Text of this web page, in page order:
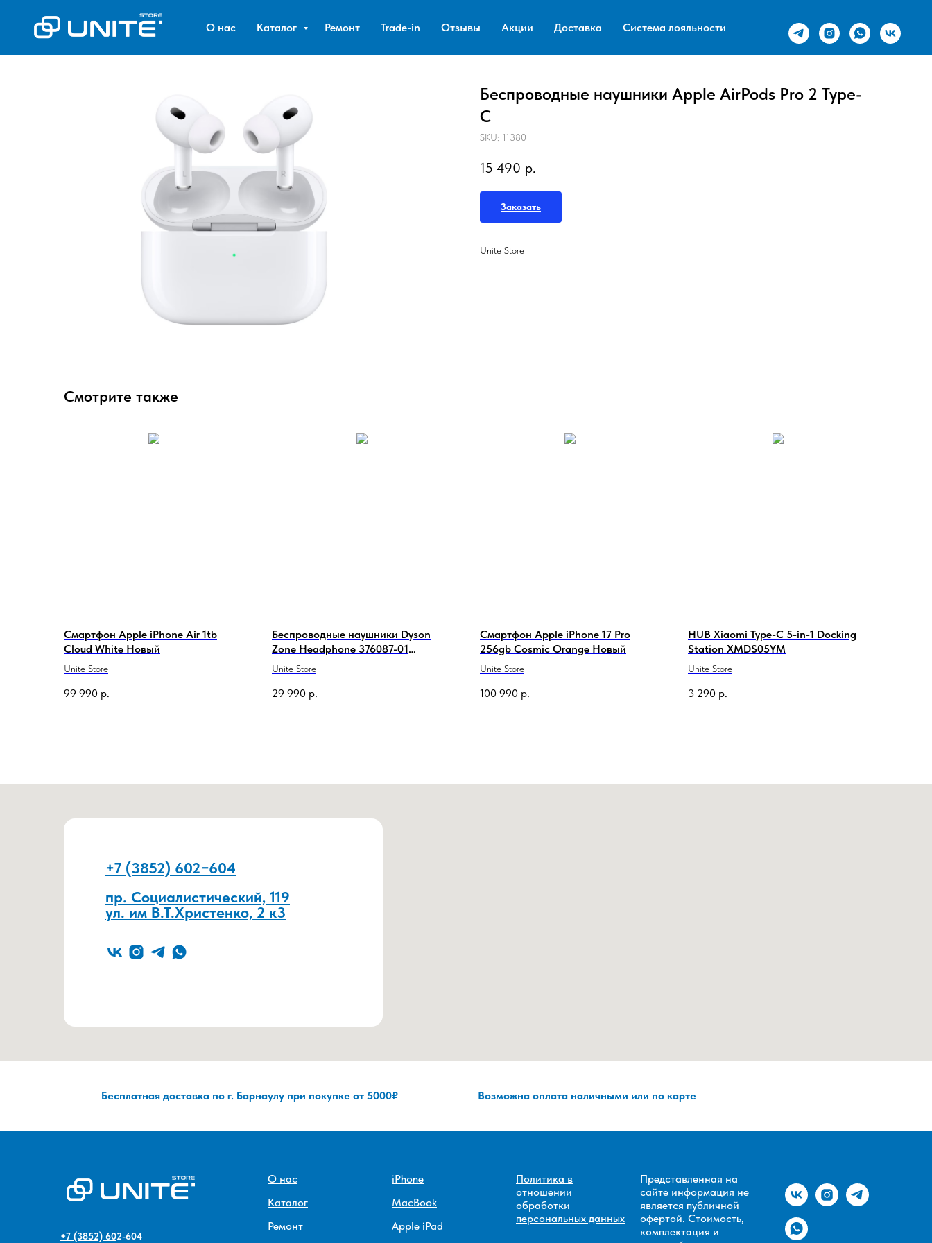
О нас Каталог Ремонт Trade-in Отзывы Акции Доставка Система лояльности
Беспроводные наушники Apple AirPods Pro 2 Type-
C
SKU: 11380
15 490 р.
Заказать
Unite Store
Смотрите также
Смартфон Apple iPhone Air 1tb
Cloud White Новый
Unite Store
99 990 р.
Беспроводные наушники Dyson
Zone Headphone 376087-01
Blue/Silver
Unite Store
29 990 р.
Смартфон Apple iPhone 17 Pro
256gb Cosmic Orange Новый
Unite Store
100 990 р.
HUB Xiaomi Type-C 5-in-1 Docking
Station XMDS05YM
Unite Store
3 290 р.
+7 (3852) 602−604
пр. Социалистический, 119
ул. им В.Т.Христенко, 2 к3
Возможна оплата наличными или по карте
Бесплатная доставка по г. Барнаулу при покупке от 5000₽
+7 (3852) 602-604
О нас
Каталог
Ремонт
iPhone
MacBook
Apple iPad
Политика в
отношении
обработки
персональных данных
Представленная на
сайте информация не
является публичной
офертой. Стоимость,
комплектация и